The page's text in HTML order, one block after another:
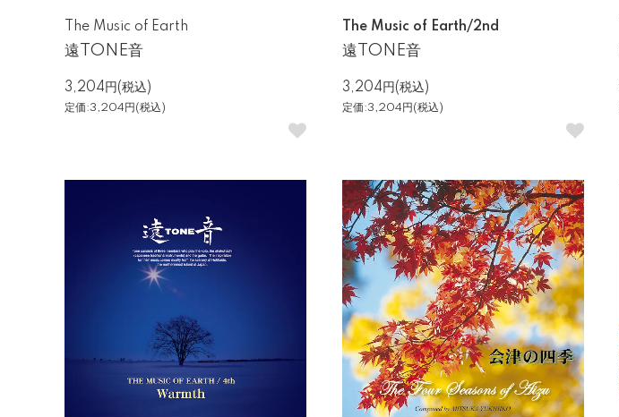
The Music of Earth
遠TONE音
3,204円(税込)
定価:3,204円(税込)
The Music of Earth/2nd
遠TONE音
3,204円(税込)
定価:3,204円(税込)